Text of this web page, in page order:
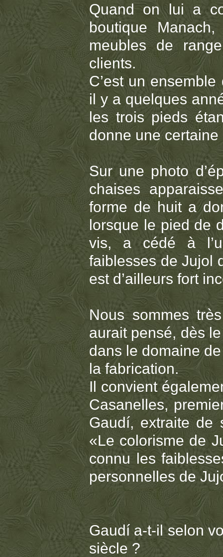
Quand on lui a
boutique
meubles de
clients.
C’est un
il y a quelques
les trois pieds
donne une certaine
Sur une photo
chaises
forme de huit a
lorsque le pied de
vis, a cédé à
faiblesses de Jujol
est d’ailleurs fort
Nous sommes
aurait pensé, dès
dans le domaine
la fabrication.
Il convient
Casanelles,
Gaudí, extraite de
«Le colorisme de
connu les
personnelles de
Gaudí a-t-il selon
siècle ?